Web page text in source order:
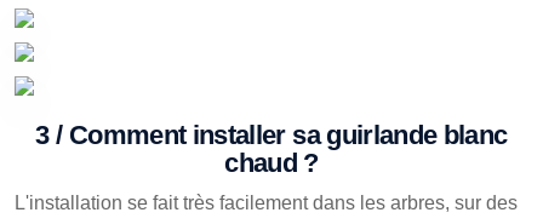
3 / Comment installer sa guirlande blanc
chaud ?
L'installation se fait très facilement dans les arbres, sur des